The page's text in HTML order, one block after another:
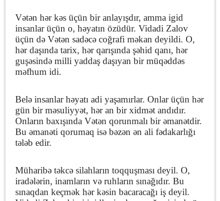
Vətən hər kəs üçün bir anlayışdır, amma igid
insanlar üçün o, həyatın özüdür. Vidadi Zalov
üçün də Vətən sadəcə coğrafi məkan deyildi. O,
hər daşında tarix, hər qarışında şəhid qanı, hər
guşəsində milli yaddaş daşıyan bir müqəddəs
məfhum idi.
Belə insanlar həyatı adi yaşamırlar. Onlar üçün hər
gün bir məsuliyyət, hər an bir xidmət andıdır.
Onların baxışında Vətən qorunmalı bir əmanətdir.
Bu əmanəti qorumaq isə bəzən ən ali fədakarlığı
tələb edir.
Müharibə təkcə silahların toqquşması deyil. O,
iradələrin, inamların və ruhların sınağıdır. Bu
sınaqdan keçmək hər kəsin bacaracağı iş deyil.